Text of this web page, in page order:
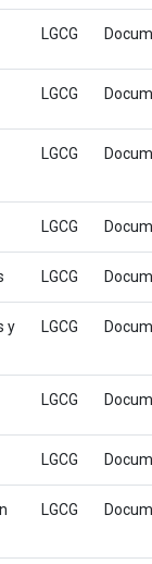
LGCG
LGCG
LGCG
LGCG
LGCG
y
LGCG
LGCG
LGCG
LGCG